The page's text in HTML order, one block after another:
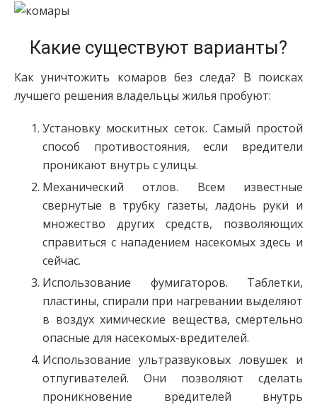
Какие существуют варианты?
Как уничтожить комаров без следа? В поисках
лучшего решения владельцы жилья пробуют:
Установку москитных сеток. Самый простой
способ противостояния, если вредители
проникают внутрь с улицы.
Механический отлов. Всем известные
свернутые в трубку газеты, ладонь руки и
множество других средств, позволяющих
справиться с нападением насекомых здесь и
сейчас.
Использование фумигаторов. Таблетки,
пластины, спирали при нагревании выделяют
в воздух химические вещества, смертельно
опасные для насекомых-вредителей.
Использование ультразвуковых ловушек и
отпугивателей. Они позволяют сделать
проникновение вредителей внутрь